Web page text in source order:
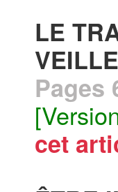
LE
Pages
cet